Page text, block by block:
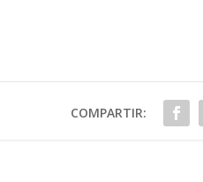
COMPARTIR: